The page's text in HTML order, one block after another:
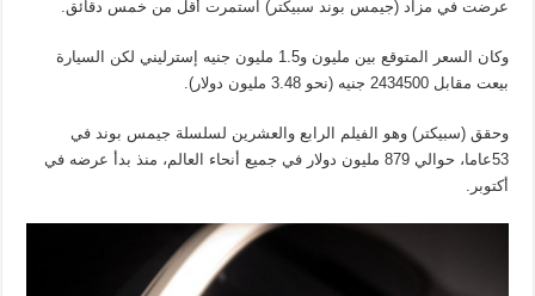
عرضت في مزاد (جيمس بوند سبيكتر) استمرت أقل من خمس دقائق.
وكان السعر المتوقع بين مليون و1.5 مليون جنيه إسترليني لكن السيارة
بيعت مقابل 2434500 جنيه (نحو 3.48 مليون دولار).
وحقق (سبيكتر) وهو الفيلم الرابع والعشرين لسلسلة جيمس بوند في
53عاما، حوالي 879 مليون دولار في جميع أنحاء العالم، منذ بدأ عرضه في
أكتوبر.